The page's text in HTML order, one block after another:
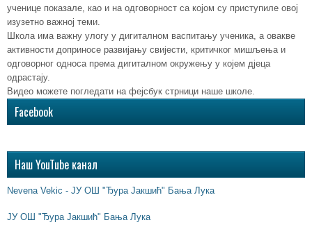
ученице показале, као и на одговорност са којом су приступиле овој
изузетно важној теми.
Школа има важну улогу у дигиталном васпитању ученика, а овакве
активности доприносе развијању свијести, критичког мишљења и
одговорног односа према дигиталном окружењу у којем дјеца
одрастају.
Видео можете погледати на фејсбук стрници наше школе.
Facebook
Наш YouTube канал
Nevena Vekic - ЈУ ОШ "Ђура Јакшић" Бања Лука
ЈУ ОШ "Ђура Јакшић" Бања Лука